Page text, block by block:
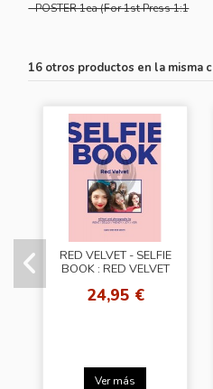
- POSTER 1ea (For 1st Press 1:1
16 otros productos en la misma
RED VELVET - SELFIE
BOOK : RED VELVET
24,95 €
Ver más